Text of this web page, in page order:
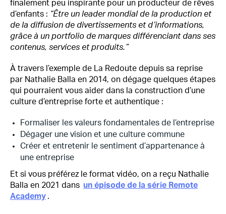
finalement peu inspirante pour un producteur de rêves
d’enfants : “Être un leader mondial de la production et
de la diffusion de divertissements et d’informations,
grâce à un portfolio de marques différenciant dans ses
contenus, services et produits.”
À travers l’exemple de La Redoute depuis sa reprise
par Nathalie Balla en 2014, on dégage quelques étapes
qui pourraient vous aider dans la construction d’une
culture d’entreprise forte et authentique :
Formaliser les valeurs fondamentales de l’entreprise
Dégager une vision et une culture commune
Créer et entretenir le sentiment d’appartenance à
une entreprise
Et si vous préférez le format vidéo, on a reçu Nathalie
Balla en 2021 dans un épisode de la série Remote
Academy .